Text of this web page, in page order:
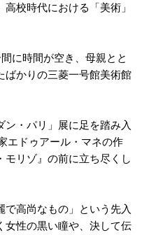
校時代における「美術」
に時間が空き、母親とと
ばかりの三菱一号館美術館
・パリ」展に足を踏み入
エドゥアール・マネの作
リゾ』の前に立ち尽くし
高尚なもの」という先入
女性の黒い瞳や、決して伝